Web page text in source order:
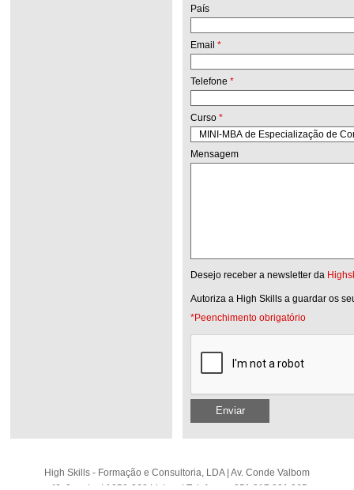
País
Email *
Telefone *
Curso *
Mensagem
Desejo receber a newsletter da
Autoriza a High Skills a guardar os
*Peenchimento obrigatório
Enviar
High Skills - Formação e Consultoria, LDA | Av. Conde Valbom